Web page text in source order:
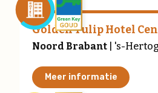
Golden Tulip Hotel
Noord Brabant | 's-
Meer informatie